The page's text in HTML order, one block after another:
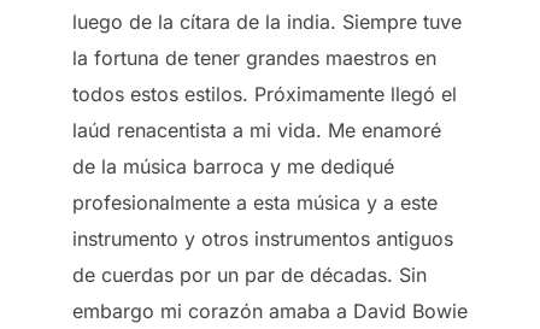
luego de la cítara de la india. Siempre tuve
la fortuna de tener grandes maestros en
todos estos estilos. Próximamente llegó el
laúd renacentista a mi vida. Me enamoré
de la música barroca y me dediqué
profesionalmente a esta música y a este
instrumento y otros instrumentos antiguos
de cuerdas por un par de décadas. Sin
embargo mi corazón amaba a David Bowie